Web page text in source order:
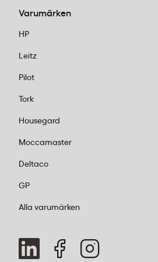
Hur många tepåsar
preferenser.
Lägg till praktiska tillbehör
Beställ online eller besök
runt om i Sverige.
Lägg ordern före 14:00
Varumärken
HP
Leitz
Pilot
Tork
Housegard
Moccamaster
Deltaco
GP
Alla varumärken